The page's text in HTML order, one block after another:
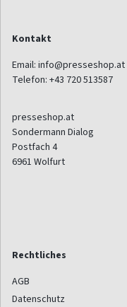
Kontakt
Email: info@presseshop.at
Telefon: +43 720 513587
presseshop.at
Sondermann Dialog
Postfach 4
6961 Wolfurt
Rechtliches
AGB
Datenschutz